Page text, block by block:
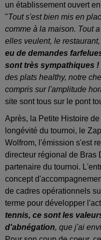
un établissement ouvert
"Tout s'est bien mis en
comme à la maison. Tout
elles veulent, le
eu de demandes
sont très sympathiques !
des plats healthy, notre
compris sur l'amplitude
site sont tous sur le pont
Après, la Petite Histoire
longévité du tournoi, le
Wolfrom, l'émission s'est
directeur régional de Bras
partenaire du tournoi.
concept
de cadres opérationnels
terme pour développer
tennis, ce sont les
d'abnégation, que j'ai